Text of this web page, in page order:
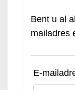
Bent u al
mailadres
E-